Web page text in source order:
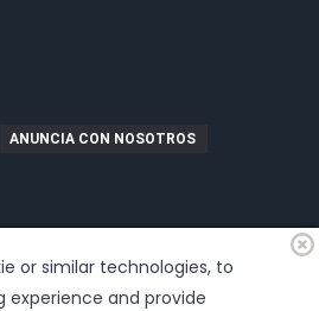
ANUNCIA CON NOSOTROS
or similar technologies, to
experience and provide